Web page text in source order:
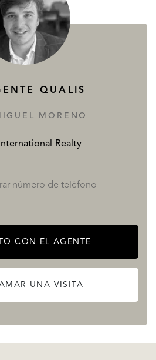
QUALIS
MORENO
Realty
número de teléfono
CON EL AGENTE
UNA VISITA